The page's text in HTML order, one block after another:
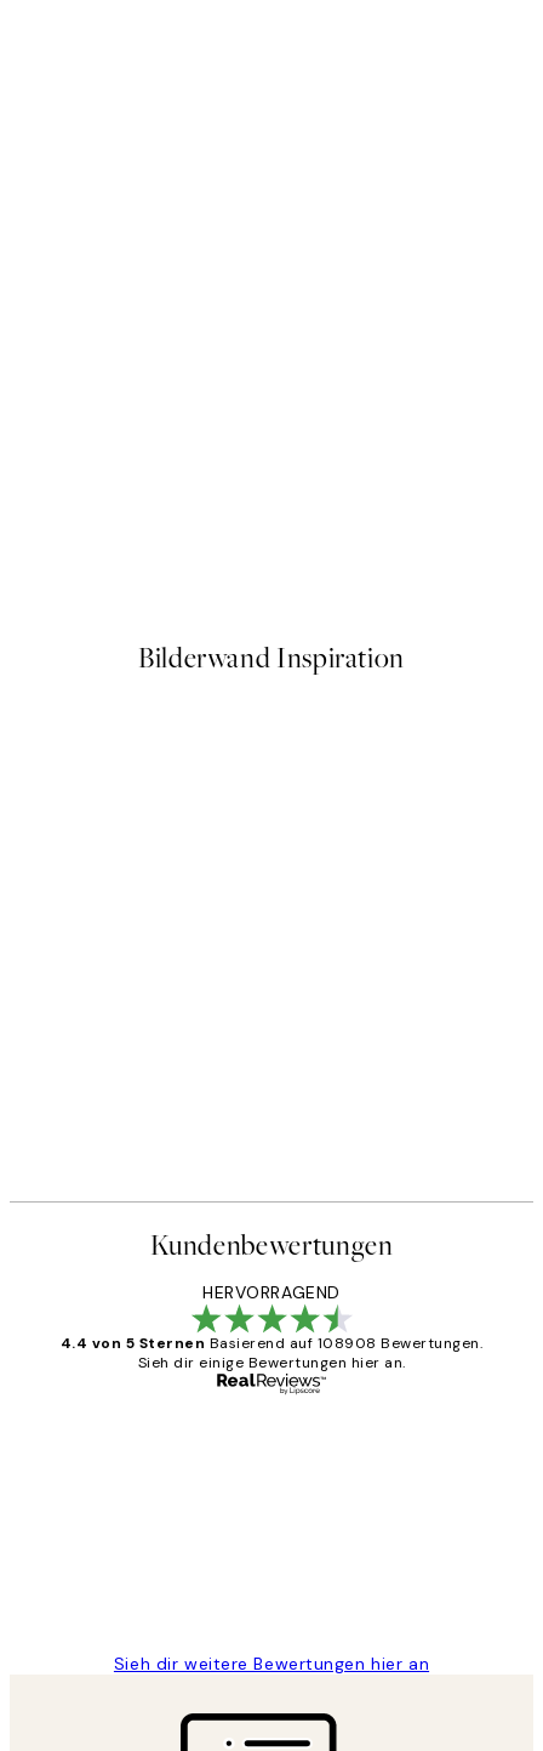
Bilderwand Inspiration
Kundenbewertungen
HERVORRAGEND
4.4 von 5 Sternen Basierend auf 108908 Bewertungen.
Sieh dir einige Bewertungen hier an.
Sieh dir weitere Bewertungen hier an